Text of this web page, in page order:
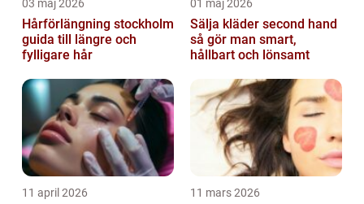
03 maj 2026
Hårförlängning stockholm
guida till längre och
fylligare hår
01 maj 2026
Sälja kläder second hand
så gör man smart,
hållbart och lönsamt
11 april 2026 11 mars 2026